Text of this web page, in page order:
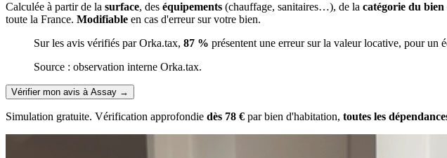
Calculée à partir de la surface, des équipements (chauffage, sanitaires…), de la catégorie du bien
toute la France. Modifiable en cas d'erreur sur votre bien.
Sur les avis vérifiés par Orka.tax, 87 % présentent une erreur sur la valeur locative, pour un
Source : observation interne Orka.tax.
Vérifier mon avis à Assay →
Simulation gratuite. Vérification approfondie dès 78 € par bien d'habitation, toutes les